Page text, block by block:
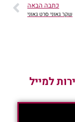
כתבה הבאה
שקר גאוני סרט גאוני
למייל